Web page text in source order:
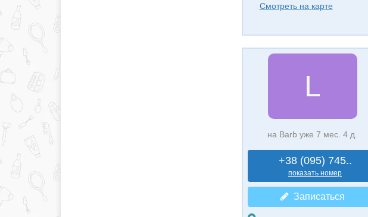
Смотреть на карте
L
на Barb уже 7 мес. 4 д.
+38 (095) 745..
показать номер
Записаться